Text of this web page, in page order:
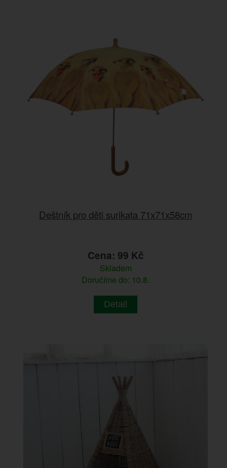
Deštník pro děti surikata 71x71x58cm
Cena: 99 Kč
Skladem
Doručíme do: 10.8.
Detail